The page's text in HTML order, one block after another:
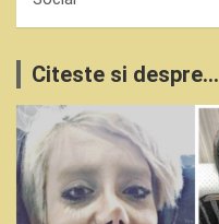
Citeste si despre...